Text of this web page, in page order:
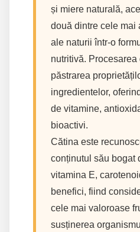
și miere naturală,
două dintre cele mai
ale naturii într-o
nutritivă.
păstrarea
ingredientelor,
de vitamine,
bioactivi.
Cătina este
conținutul său bogat
vitamina E,
benefici, fiind
cele mai valoroase
susținerea